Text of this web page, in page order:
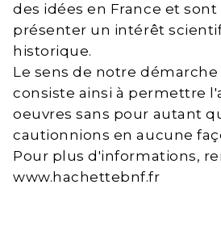
des idées en France et
présenter un intérêt
historique.
Le sens de notre
consiste ainsi à permettre
oeuvres sans pour autant
cautionnions en aucune
Pour plus d'informations,
www.hachettebnf.fr